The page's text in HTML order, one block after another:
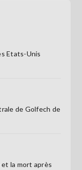
Etats-Unis
de Golfech de
la mort après